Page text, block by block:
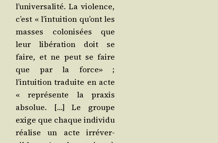
l’universalité. La vio­lence,
c’est « l’intuition qu’ont les
masses colo­ni­sées que
leur libé­ra­tion doit se
faire, et ne peut se faire
que par la force» ;
l’intuition tra­duite en acte
« repré­sente la praxis
abso­lue. […] Le groupe
exige que chaque indi­vi­du
réa­lise un acte irré­ver­